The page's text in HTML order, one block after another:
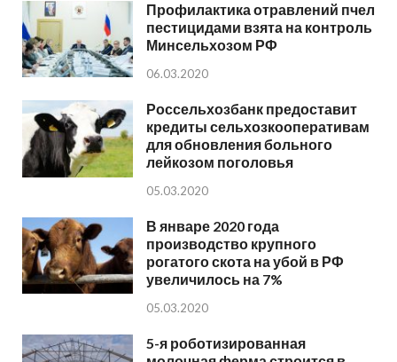
Профилактика отравлений пчел
пестицидами взята на контроль
Минсельхозом РФ
06.03.2020
Россельхозбанк предоставит
кредиты сельхозкооперативам
для обновления больного
лейкозом поголовья
05.03.2020
В январе 2020 года
производство крупного
рогатого скота на убой в РФ
увеличилось на 7%
05.03.2020
5-я роботизированная